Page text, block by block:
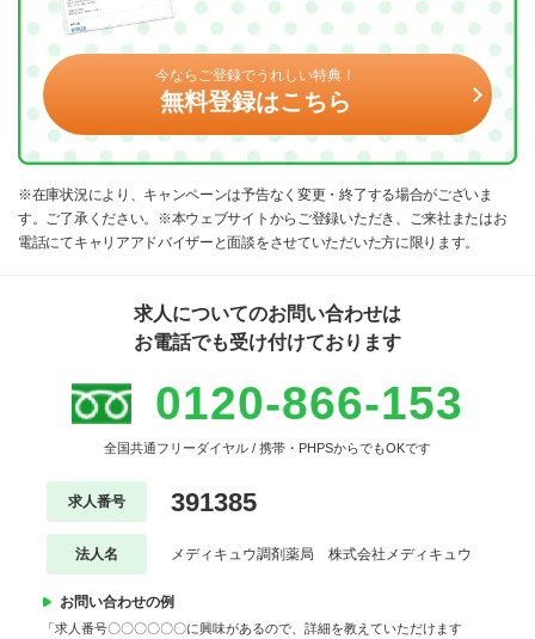
今ならご登録でうれしい特典！
無料登録はこちら
※在庫状況により、キャンペーンは予告なく変更・終了する場合がございま
す。ご了承ください。※本ウェブサイトからご登録いただき、ご来社またはお
電話にてキャリアアドバイザーと面談をさせていただいた方に限ります。
求人についてのお問い合わせは
お電話でも受け付けております
0120-866-153
全国共通フリーダイヤル / 携帯・PHPSからでもOKです
求人番号 391385
法人名 メディキュウ調剤薬局 株式会社メディキュウ
お問い合わせの例
「求人番号〇〇〇〇〇〇に興味があるので、詳細を教えていただけます